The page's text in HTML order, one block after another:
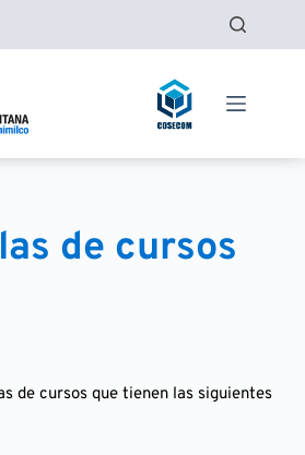
de cursos
de cursos que tienen las siguientes